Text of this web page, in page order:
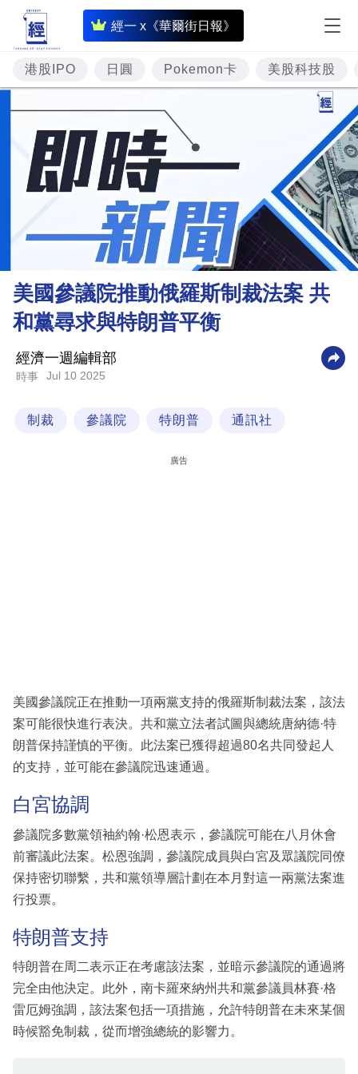
經一 x《華爾街日報》
即
時
財
經
專
題
投
資
樓
市
財
商
業
科
區
港股IPO 日圓 Pokemon卡 美股科技股
美國參議院推動俄羅斯制裁法案 共
和黨尋求與特朗普平衡
經濟一週編輯部
時事 Jul 10 2025
制裁 參議院 特朗普 通訊社
廣告
美國參議院正在推動一項兩黨支持的俄羅斯制裁法案，該法
案可能很快進行表決。共和黨立法者試圖與總統唐納德·特
朗普保持謹慎的平衡。此法案已獲得超過80名共同發起人
的支持，並可能在參議院迅速通過。
白宮協調
參議院多數黨領袖約翰·松恩表示，參議院可能在八月休會
前審議此法案。松恩強調，參議院成員與白宮及眾議院同僚
保持密切聯繫，共和黨領導層計劃在本月對這一兩黨法案進
行投票。
特朗普支持
特朗普在周二表示正在考慮該法案，並暗示參議院的通過將
完全由他決定。此外，南卡羅來納州共和黨參議員林賽·格
雷厄姆強調，該法案包括一項措施，允許特朗普在未來某個
時候豁免制裁，從而增強總統的影響力。